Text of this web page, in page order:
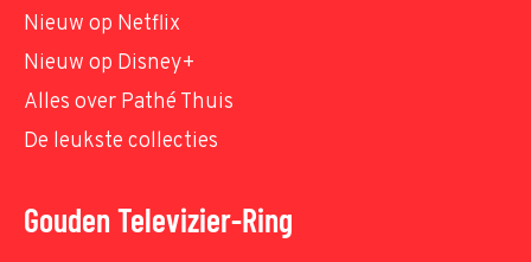
Nieuw op Netflix
Nieuw op Disney+
Alles over Pathé Thuis
De leukste collecties
Gouden Televizier-Ring